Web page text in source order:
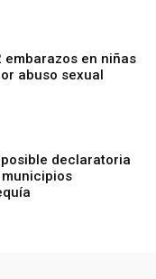
en niñas
abuso sexual
declaratoria